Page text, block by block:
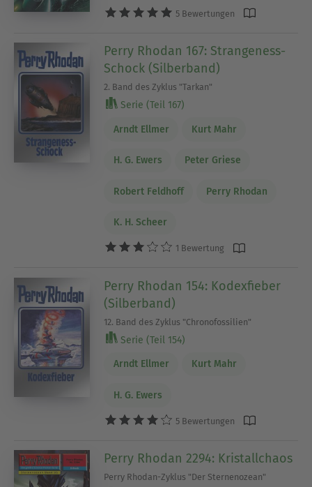
5 Bewertungen
Perry Rhodan 167: Strangeness-
Schock (Silberband)
2. Band des Zyklus "Tarkan"
Serie (Teil 167)
Arndt Ellmer Kurt Mahr
H. G. Ewers Peter Griese
Robert Feldhoff Perry Rhodan
K. H. Scheer
1 Bewertung
Perry Rhodan 154: Kodexfieber
(Silberband)
12. Band des Zyklus "Chronofossilien"
Serie (Teil 154)
Arndt Ellmer Kurt Mahr
H. G. Ewers
5 Bewertungen
Perry Rhodan 2294: Kristallchaos
Perry Rhodan-Zyklus "Der Sternenozean"